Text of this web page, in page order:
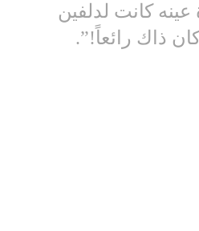
كانت لدلفين
ذاك رائعاً!”.